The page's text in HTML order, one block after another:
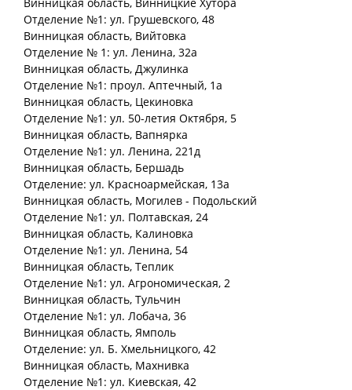
Отделение №1: ул. Грушевского, 48
Винницкая область, Вийтовка
Отделение № 1: ул. Ленина, 32а
Винницкая область, Джулинка
Отделение №1: проул. Аптечный, 1а
Винницкая область, Цекиновка
Отделение №1: ул. 50-летия Октября, 5
Винницкая область, Вапнярка
Отделение №1: ул. Ленина, 221д
Винницкая область, Бершадь
Отделение: ул. Красноармейская, 13а
Винницкая область, Могилев - Подольский
Отделение №1: ул. Полтавская, 24
Винницкая область, Калиновка
Отделение №1: ул. Ленина, 54
Винницкая область, Теплик
Отделение №1: ул. Агрономическая, 2
Винницкая область, Тульчин
Отделение №1: ул. Лобача, 36
Винницкая область, Ямполь
Отделение: ул. Б. Хмельницкого, 42
Винницкая область, Махнивка
Отделение №1: ул. Киевская, 42